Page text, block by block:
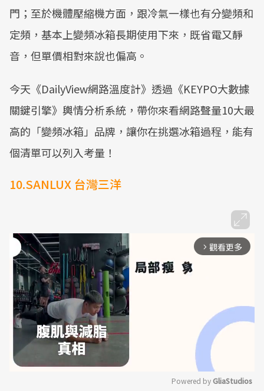
門；至於機體壓縮機方面，跟冷氣一樣也有分變頻和
定頻，基本上變頻冰箱長期使用下來，既省電又靜
音，但單價相對來說也偏高。
今天《DailyView網路溫度計》透過《KEYPO大數據
關鍵引擎》輿情分析系統，帶你來看網路聲量10大最
高的「變頻冰箱」品牌，讓你在挑選冰箱過程，能有
個清單可以列入考量！
10.SANLUX 台灣三洋
arrow_forward_ios 觀看更多
Powered by GliaStudios